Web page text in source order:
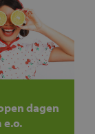
dagen
e.o.